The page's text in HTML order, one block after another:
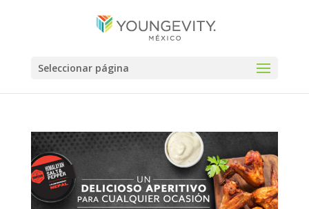
Seleccionar página